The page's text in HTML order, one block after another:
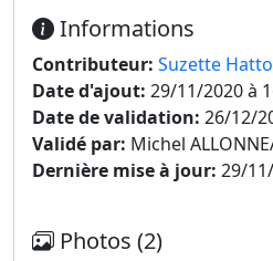
Informations
Contributeur: Suzette
Date d'ajout: 29/11/2020 à
Date de validation: 26/12/
Validé par: Michel
Dernière mise à jour: 29/
Photos (2)